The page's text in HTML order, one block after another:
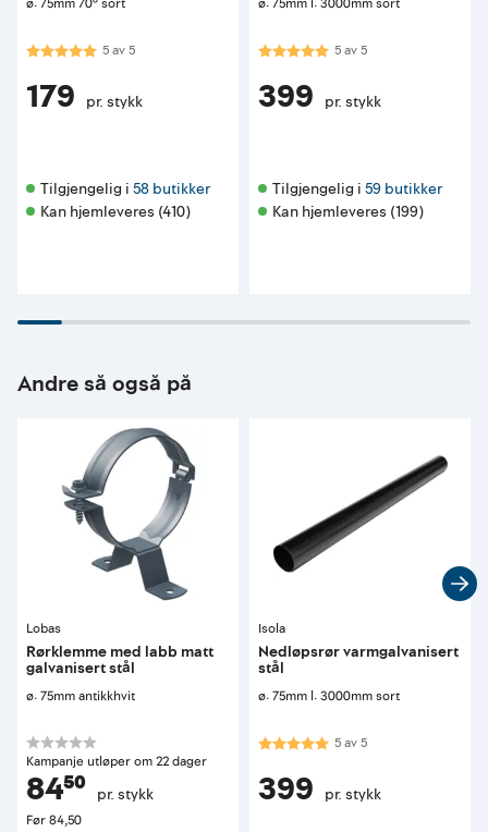
ø: 75mm 70° sort
Karakter:5.0 av 5 mulige
5av5
179 pr. stykk
Tilgjengelig i 58 butikker
Kan hjemleveres (410)
ø: 75mm l: 3000mm sort
Karakter:5.0 av 5 mulige
5av5
399 pr. stykk
Tilgjengelig i 59 butikker
Kan hjemleveres (199)
Andre så også på
Lobas
Rørklemme med labb matt
galvanisert stål
ø: 75mm antikkhvit
Kampanje utløper om 22 dager
84⁵⁰ pr. stykk
Før84,50
Isola
Nedløpsrør varmgalvanisert
stål
ø: 75mm l: 3000mm sort
Karakter:5.0 av 5 mulige
5av5
399 pr. stykk